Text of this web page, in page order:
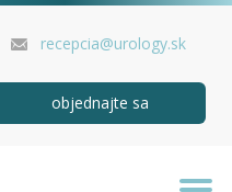
recepcia@urology.sk
objednajte sa